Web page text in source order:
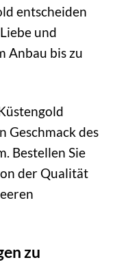
entscheiden
und
Anbau bis zu
Geschmack des
Bestellen Sie
der Qualität
zu